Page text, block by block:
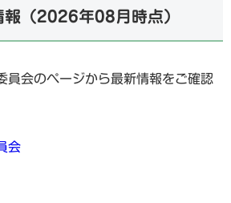
報（2026年08月時点）
員会のページから最新情報をご確認
会